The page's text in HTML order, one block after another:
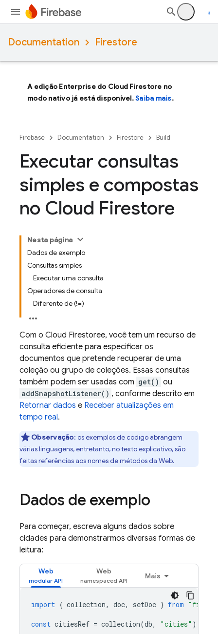
Documentation Firestore
A edição Enterprise do Cloud Firestore no
modo nativo já está disponível.Saiba mais.
Firebase Documentation Firestore Build
Executar consultas
simples e compostas
no Cloud Firestore
Nesta página
Dados de exemplo
Consultas simples
Executar uma consulta
Operadores de consulta
Diferente de (!=)
Com o Cloud Firestoree, você tem um recurso de
consulta eficiente para especificar os
documentos que pretende recuperar de uma
coleção ou grupo de coleções. Essas consultas
também podem ser usadas com get() ou
addSnapshotListener() , conforme descrito em
Retornar dados e Receber atualizações em
tempo real.
Observação: os exemplos de código abrangem
várias linguagens, entretanto, no texto explicativo, são
feitas referências aos nomes de métodos da Web.
Dados de exemplo
Para começar, escreva alguns dados sobre
cidades para demonstrarmos diversas formas de
leitura:
Web Web
Mais
import { collection, doc, setDoc } from
const citiesRef = collection(db, "cities" );